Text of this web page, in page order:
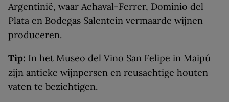
Argentinië, waar Achaval-Ferrer, Dominio del
Plata en Bodegas Salentein vermaarde wijnen
produceren.
Tip: In het Museo del Vino San Felipe in Maipú
zijn antieke wijnpersen en reusachtige houten
vaten te bezichtigen.